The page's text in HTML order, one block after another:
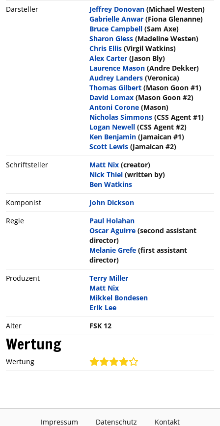
Darsteller
Jeffrey Donovan (Michael Westen)
Gabrielle Anwar (Fiona Glenanne)
Bruce Campbell (Sam Axe)
Sharon Gless (Madeline Westen)
Chris Ellis (Virgil Watkins)
Alex Carter (Jason Bly)
Laurence Mason (Andre Dekker)
Audrey Landers (Veronica)
Thomas Gilbert (Mason Goon #1)
David Lomax (Mason Goon #2)
Antoni Corone (Mason)
Nicholas Simmons (CSS Agent #1)
Logan Newell (CSS Agent #2)
Ken Benjamin (Jamaican #1)
Scott Lewis (Jamaican #2)
Schriftsteller
Matt Nix (creator)
Nick Thiel (written by)
Ben Watkins
Komponist
John Dickson
Regie
Paul Holahan
Oscar Aguirre (second assistant
director)
Melanie Grefe (first assistant
director)
Produzent
Terry Miller
Matt Nix
Mikkel Bondesen
Erik Lee
Alter
FSK 12
Wertung
Wertung
Impressum Datenschutz Kontakt